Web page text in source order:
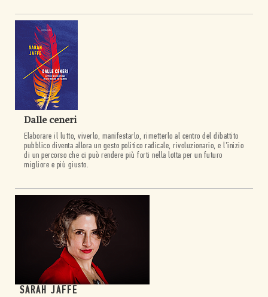
Dalle ceneri
Elaborare il lutto, viverlo, manifestarlo, rimetterlo al centro del dibattito
pubblico diventa allora un gesto politico radicale, rivoluzionario, e l’inizio
di un percorso che ci può rendere più forti nella lotta per un futuro
migliore e più giusto.
SARAH JAFFE